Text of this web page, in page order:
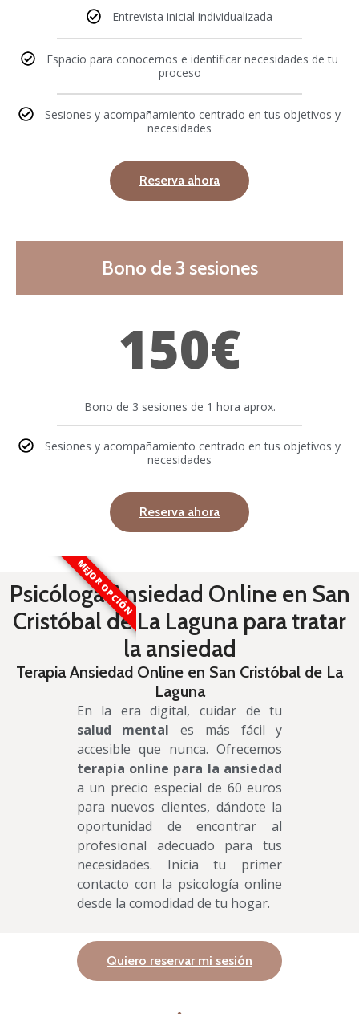
Entrevista inicial individualizada
Espacio para conocernos e identificar necesidades de tu
proceso
Sesiones y acompañamiento centrado en tus objetivos y
necesidades
Reserva ahora
Bono de 3 sesiones
150€
Bono de 3 sesiones de 1 hora aprox.
Sesiones y acompañamiento centrado en tus objetivos y
necesidades
Reserva ahora
MEJOR OPCIÓN
Psicóloga Ansiedad Online en San
Cristóbal de La Laguna para tratar
la ansiedad
Terapia Ansiedad Online en San Cristóbal de La
Laguna
En la era digital, cuidar de tu
salud mental es más fácil y
accesible que nunca. Ofrecemos
terapia online para la ansiedad
a un precio especial de 60 euros
para nuevos clientes, dándote la
oportunidad de encontrar al
profesional adecuado para tus
necesidades. Inicia tu primer
contacto con la psicología online
desde la comodidad de tu hogar.
Quiero reservar mi sesión